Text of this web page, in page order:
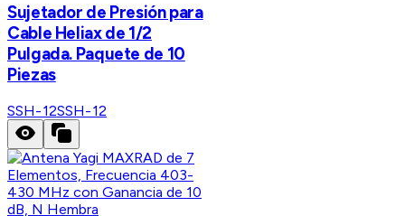
Sujetador de Presión para
Cable Heliax de 1/2
Pulgada. Paquete de 10
Piezas
SSH-12SSH-12